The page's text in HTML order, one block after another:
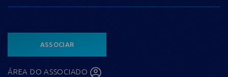
ASSOCIAR
ÁREA DO ASSOCIADO